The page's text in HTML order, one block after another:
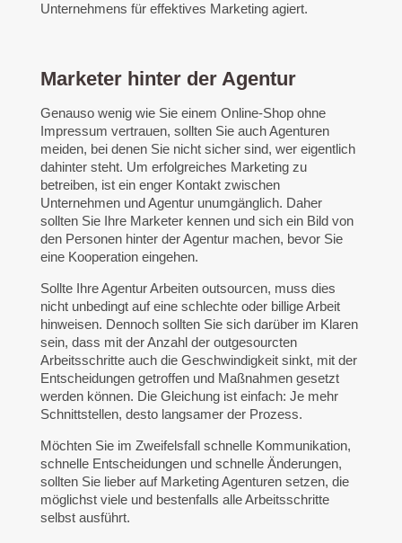
Unternehmens für effektives Marketing agiert.
Marketer hinter der Agentur
Genauso wenig wie Sie einem Online-Shop ohne
Impressum vertrauen, sollten Sie auch Agenturen
meiden, bei denen Sie nicht sicher sind, wer eigentlich
dahinter steht. Um erfolgreiches Marketing zu
betreiben, ist ein enger Kontakt zwischen
Unternehmen und Agentur unumgänglich. Daher
sollten Sie Ihre Marketer kennen und sich ein Bild von
den Personen hinter der Agentur machen, bevor Sie
eine Kooperation eingehen.
Sollte Ihre Agentur Arbeiten outsourcen, muss dies
nicht unbedingt auf eine schlechte oder billige Arbeit
hinweisen. Dennoch sollten Sie sich darüber im Klaren
sein, dass mit der Anzahl der outgesourcten
Arbeitsschritte auch die Geschwindigkeit sinkt, mit der
Entscheidungen getroffen und Maßnahmen gesetzt
werden können. Die Gleichung ist einfach: Je mehr
Schnittstellen, desto langsamer der Prozess.
Möchten Sie im Zweifelsfall schnelle Kommunikation,
schnelle Entscheidungen und schnelle Änderungen,
sollten Sie lieber auf Marketing Agenturen setzen, die
möglichst viele und bestenfalls alle Arbeitsschritte
selbst ausführt.